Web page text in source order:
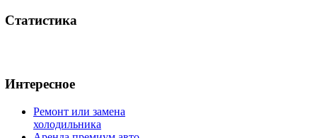
Статистика
Интересное
Ремонт или замена
холодильника